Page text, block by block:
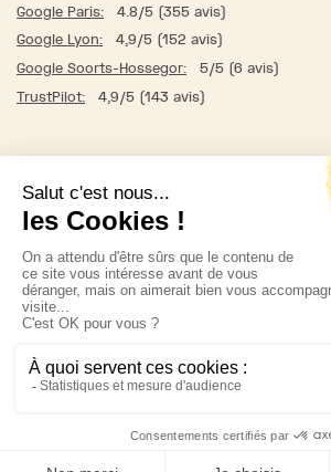
Google Paris:
4.8/5 (355 avis)
Google Lyon:
4,9/5 (152 avis)
Google Soorts-Hossegor:
5/5 (6 avis)
TrustPilot:
4,9/5 (143 avis)
C.G.V & Mentions légales
Livraison & Retour
Facebook